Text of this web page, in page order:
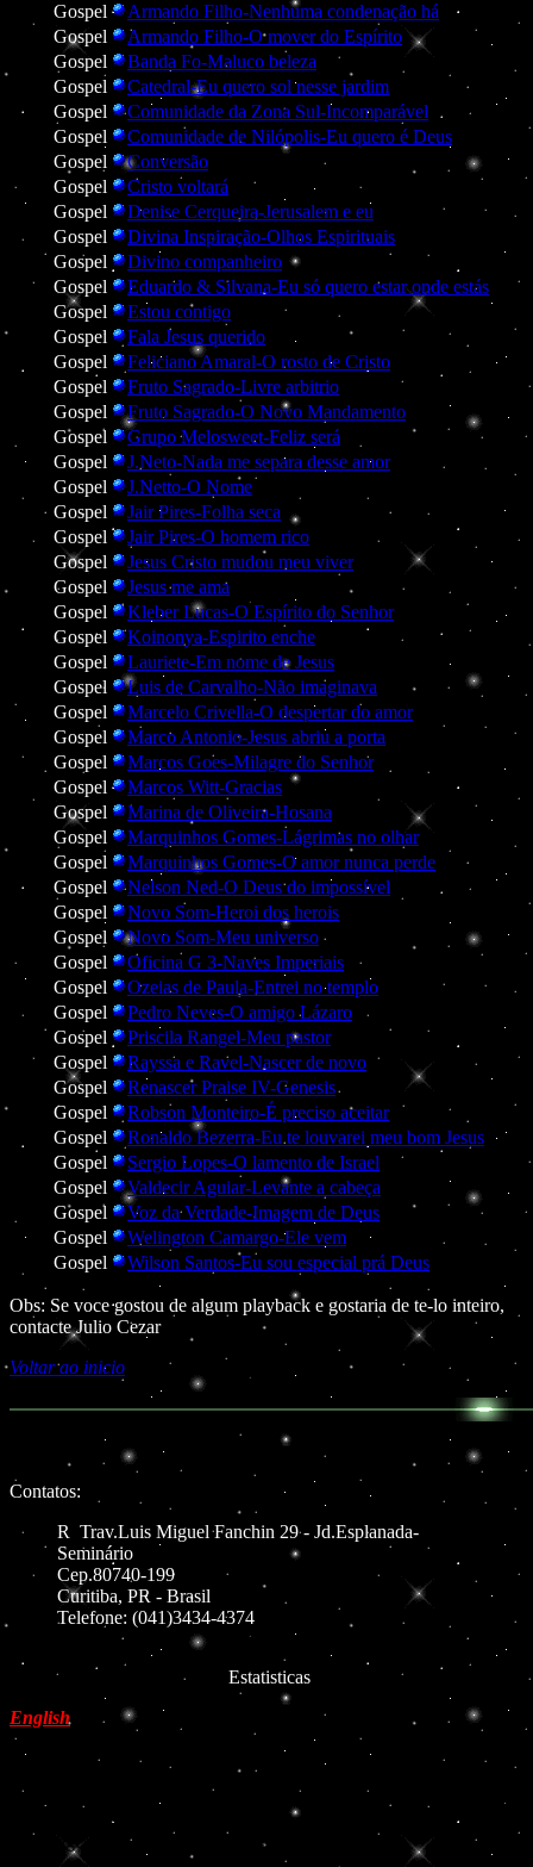
Gospel
Armando Filho-Nenhuma condenação há
Gospel
Armando Filho-O mover do Espírito
Gospel
Banda Fo-Maluco beleza
Gospel
Catedral-Eu quero sol nesse jardim
Gospel
Comunidade da Zona Sul-Incomparável
Gospel
Comunidade de Nilópolis-Eu quero é Deus
Gospel
Conversão
Gospel
Cristo voltará
Gospel
Denise Cerqueira-Jerusalem e eu
Gospel
Divina Inspiração-Olhos Espirituais
Gospel
Divino companheiro
Gospel
Eduardo & Silvana-Eu só quero estar onde estás
Gospel
Estou contigo
Gospel
Fala Jesus querido
Gospel
Feliciano Amaral-O rosto de Cristo
Gospel
Fruto Sagrado-Livre arbitrio
Gospel
Fruto Sagrado-O Novo Mandamento
Gospel
Grupo Melosweet-Feliz será
Gospel
J.Neto-Nada me separa desse amor
Gospel
J.Netto-O Nome
Gospel
Jair Pires-Folha seca
Gospel
Jair Pires-O homem rico
Gospel
Jesus Cristo mudou meu viver
Gospel
Jesus me ama
Gospel
Kleber Lucas-O Espírito do Senhor
Gospel
Koinonya-Espirito enche
Gospel
Lauriete-Em nome de Jesus
Gospel
Luis de Carvalho-Não imaginava
Gospel
Marcelo Crivella-O despertar do amor
Gospel
Marco Antonio-Jesus abriu a porta
Gospel
Marcos Goes-Milagre do Senhor
Gospel
Marcos Witt-Gracias
Gospel
Marina de Oliveira-Hosana
Gospel
Marquinhos Gomes-Lágrimas no olhar
Gospel
Marquinhos Gomes-O amor nunca perde
Gospel
Nelson Ned-O Deus do impossível
Gospel
Novo Som-Heroi dos herois
Gospel
Novo Som-Meu universo
Gospel
Oficina G 3-Naves Imperiais
Gospel
Ozeias de Paula-Entrei no templo
Gospel
Pedro Neves-O amigo Lázaro
Gospel
Priscila Rangel-Meu pastor
Gospel
Rayssa e Ravel-Nascer de novo
Gospel
Renascer Praise IV-Genesis
Gospel
Robson Monteiro-É preciso aceitar
Gospel
Ronaldo Bezerra-Eu te louvarei meu bom Jesus
Gospel
Sergio Lopes-O lamento de Israel
Gospel
Valdecir Aguiar-Levante a cabeça
Gospel
Voz da Verdade-Imagem de Deus
Gospel
Welington Camargo-Ele vem
Gospel
Wilson Santos-Eu sou especial prá Deus
Obs: Se voce gostou de algum playback e gostaria de te-lo inteiro,
contacte Julio Cezar
Voltar ao inicio
Contatos:
R Trav.Luis Miguel Fanchin 29 - Jd.Esplanada-
Seminário
Cep.80740-199
Curitiba, PR - Brasil
Telefone: (041)3434-4374
Estatisticas
English
<a href="http://www.nwomcities.com/topsite/cgi-bin/topsites.cgi?
id=148"><img src="//www.nwomcities.com/topsite/cgi-
bin/images.cgi?id=148" border=0></a>